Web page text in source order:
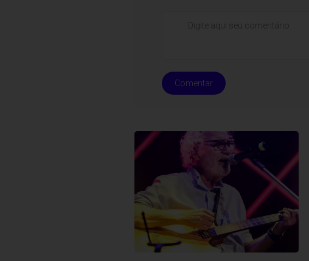
Comentar